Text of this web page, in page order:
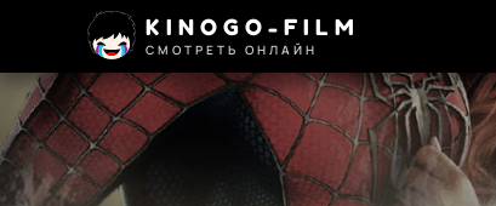
KINOGO-FILM
СМОТРЕТЬ ОНЛАЙН